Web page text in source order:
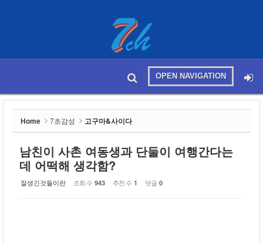
메뉴 건너뛰기
OPEN NAVIGATION
본문시작
Home 7초감성 고구마&사이다
남친이 사촌 여동생과 단둘이 여행간다는
데 어떡해 생각함?
잘생긴것들이란 조회 수 943 추천 수 1 댓글 0
Sketchbook5, 스케치북5
Sketchbook5, 스케치북5